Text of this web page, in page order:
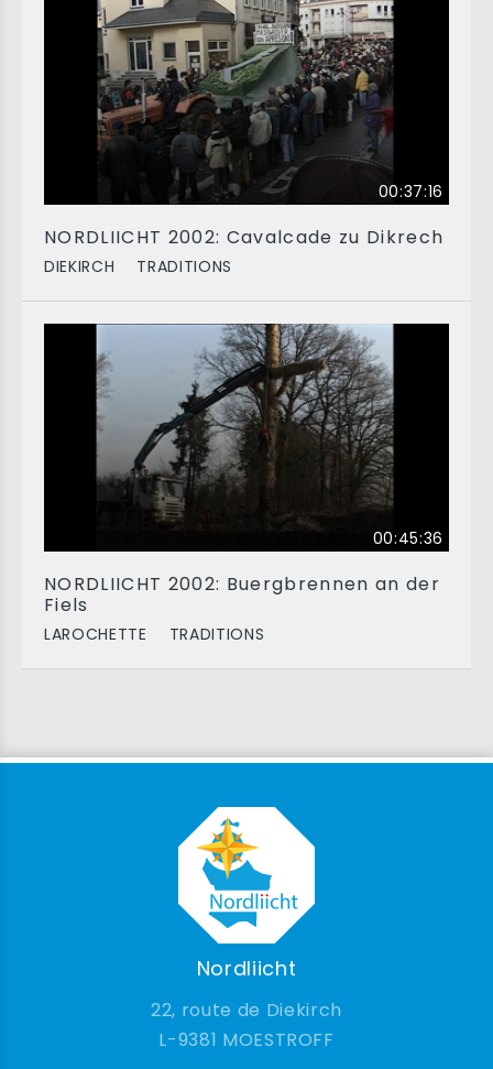
00:37:16
NORDLIICHT 2002: Cavalcade zu Dikrech
DIEKIRCH TRADITIONS
00:45:36
NORDLIICHT 2002: Buergbrennen an der
Fiels
LAROCHETTE TRADITIONS
Nordliicht
22, route de Diekirch
9381 MOESTROFF